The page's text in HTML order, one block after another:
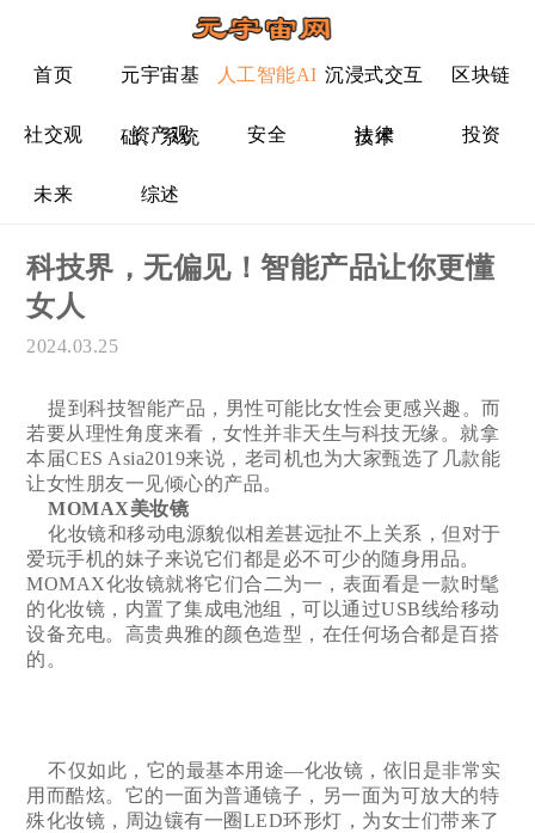
首页 元宇宙基
础、系统
人工智能AI 沉浸式交互
技术
区块链
社交观 资产观 安全 法律 投资
未来 综述
科技界，无偏见！智能产品让你更懂
女人
2024.03.25
提到科技智能产品，男性可能比女性会更感兴趣。而
若要从理性角度来看，女性并非天生与科技无缘。就拿
本届CES Asia2019来说，老司机也为大家甄选了几款能
让女性朋友一见倾心的产品。
MOMAX美妆镜
化妆镜和移动电源貌似相差甚远扯不上关系，但对于
爱玩手机的妹子来说它们都是必不可少的随身用品。
MOMAX化妆镜就将它们合二为一，表面看是一款时髦
的化妆镜，内置了集成电池组，可以通过USB线给移动
设备充电。高贵典雅的颜色造型，在任何场合都是百搭
的。
不仅如此，它的最基本用途—化妆镜，依旧是非常实
用而酷炫。它的一面为普通镜子，另一面为可放大的特
殊化妆镜，周边镶有一圈LED环形灯，为女士们带来了